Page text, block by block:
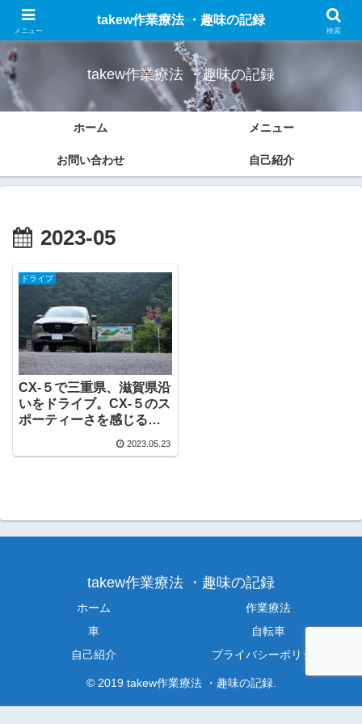
作業療法についての勉強したことのまとめと趣味(車、ドライブ、ブログなど)
takew作業療法 ・趣味の記録
ホーム メニュー
お問い合わせ 自己紹介
2023-05
ドライブ
CX-５で三重県、滋賀県沿
いをドライブ。CX-５のス
ポーティーさを感じる
道３０７号・３０６号】
2023.05.23
takew作業療法 ・趣味の記録
ホーム
作業療法
車
自転車
自己紹介
プライバシーポリシー
© 2019 takew作業療法 ・趣味の記録.
メニュー
takew作業療法 ・趣味の記録
検索